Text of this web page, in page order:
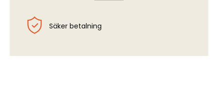
Säker betalning